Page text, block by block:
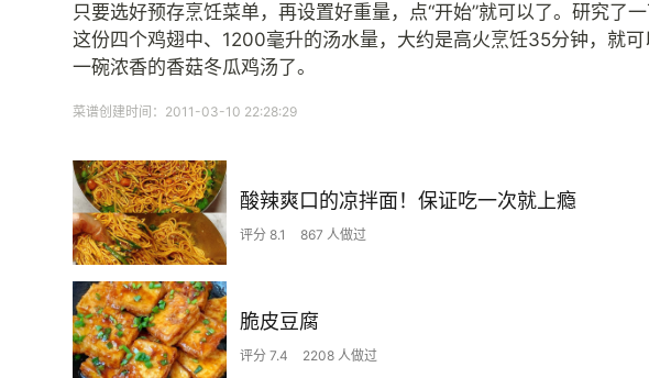
只要选好预存烹饪菜单，再设置好重量，点“开始”就可以了。研究了
这份四个鸡翅中、1200毫升的汤水量，大约是高火烹饪35分钟，就可
一碗浓香的香菇冬瓜鸡汤了。
菜谱创建时间：2011-03-10 22:28:29
酸辣爽口的凉拌面！保证吃一次就上瘾
评分 8.1 867 人做过
脆皮豆腐
评分 7.4 2208 人做过